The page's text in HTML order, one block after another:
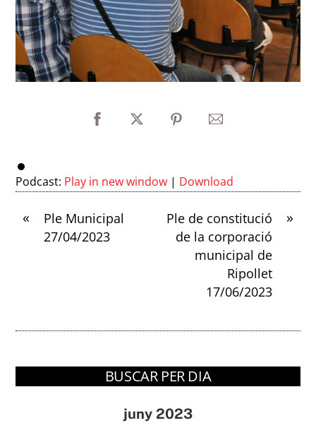
Podcast: Play in new window | Download
«
Ple Municipal
27/04/2023
»
Ple de constitució
de la corporació
municipal de
Ripollet
17/06/2023
BUSCAR PER DIA
juny 2023